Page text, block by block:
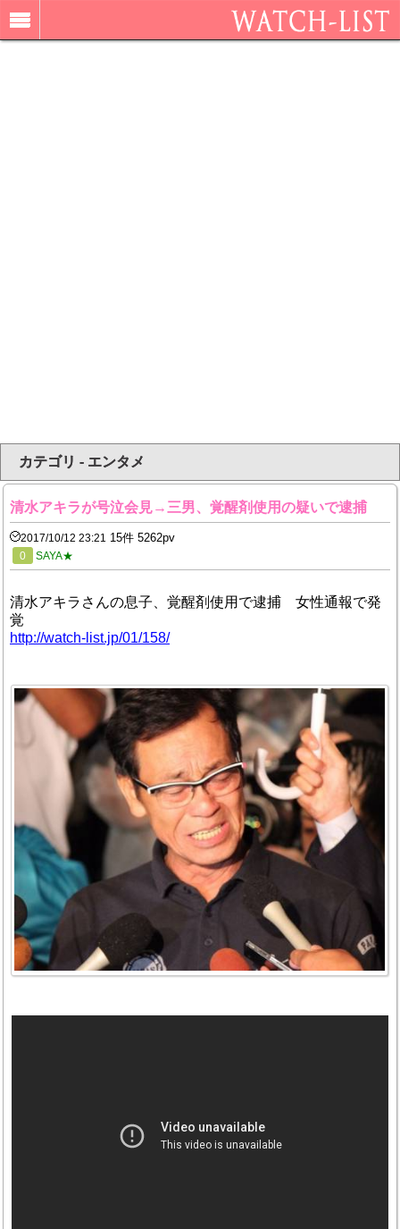
カテゴリ - エンタメ
清水アキラが号泣会見→三男、覚醒剤使用の疑いで逮捕
2017/10/12 23:21 15件 5262pv
0 SAYA★
清水アキラさんの息子、覚醒剤使用で逮捕 女性通報で発
覚
http://watch-list.jp/01/158/